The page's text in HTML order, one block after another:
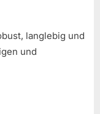
langlebig und
und